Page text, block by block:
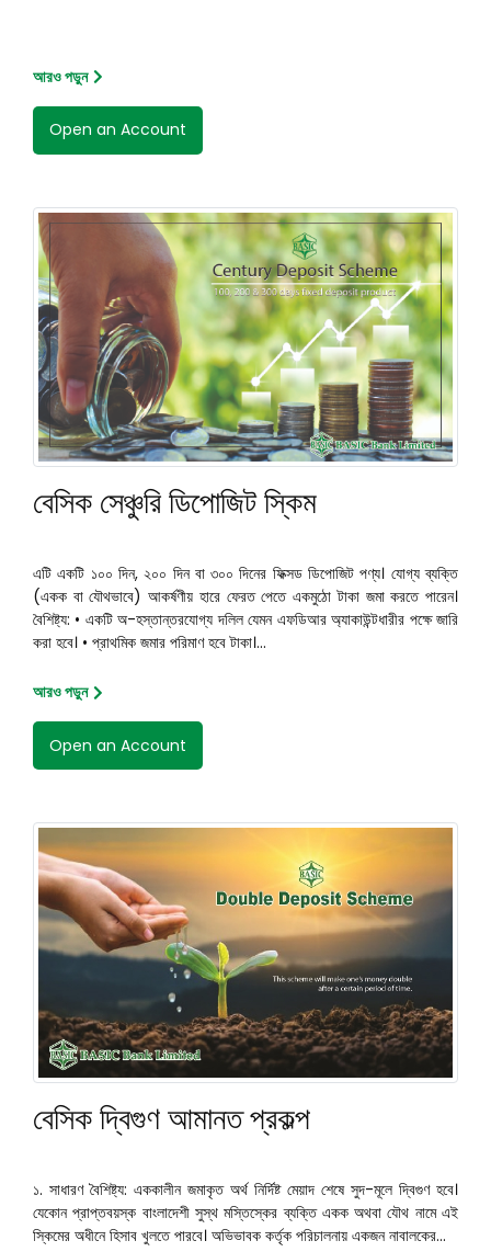
আরও পড়ুন
Open an Account
বেসিক সেঞ্চুরি ডিপোজিট স্কিম
এটি একটি ১০০ দিন, ২০০ দিন বা ৩০০ দিনের ফিক্সড ডিপোজিট পণ্য। যোগ্য ব্যক্তি
(একক বা যৌথভাবে) আকর্ষণীয় হারে ফেরত পেতে একমুঠো টাকা জমা করতে পারেন।
বৈশিষ্ট্য: • একটি অ-হস্তান্তরযোগ্য দলিল যেমন এফডিআর অ্যাকাউন্টধারীর পক্ষে জারি
করা হবে। • প্রাথমিক জমার পরিমাণ হবে টাকা।...
আরও পড়ুন
Open an Account
বেসিক দ্বিগুণ আমানত প্রকল্প
১. সাধারণ বৈশিষ্ট্য: এককালীন জমাকৃত অর্থ নির্দিষ্ট মেয়াদ শেষে সুদ-মূলে দ্বিগুণ হবে।
যেকোন প্রাপ্তবয়স্ক বাংলাদেশী সুস্থ মস্তিস্কের ব্যক্তি একক অথবা যৌথ নামে এই
স্কিমের অধীনে হিসাব খুলতে পারবে। অভিভাবক কর্তৃক পরিচালনায় একজন নাবালকের...